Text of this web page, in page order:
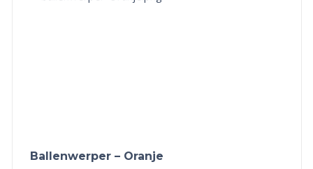
Ballenwerper – Oranje